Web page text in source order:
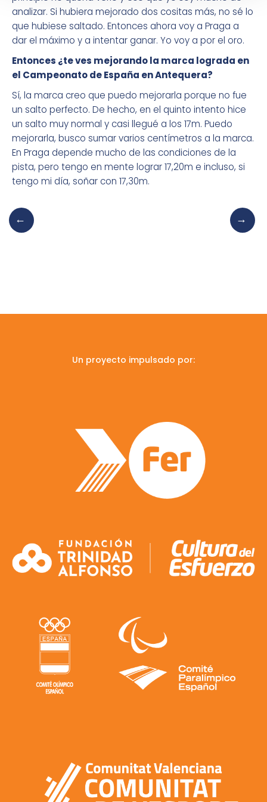
analizar. Si hubiera mejorado dos cositas más, no sé lo
que hubiese saltado. Entonces ahora voy a Praga a
dar el máximo y a intentar ganar. Yo voy a por el oro.
Entonces ¿te ves mejorando la marca lograda en
el Campeonato de España en Antequera?
Sí, la marca creo que puedo mejorarla porque no fue
un salto perfecto. De hecho, en el quinto intento hice
un salto muy normal y casi llegué a los 17m. Puedo
mejorarla, busco sumar varios centímetros a la marca.
En Praga depende mucho de las condiciones de la
pista, pero tengo en mente lograr 17,20m e incluso, si
tengo mi día, soñar con 17,30m.
Un proyecto impulsado por: